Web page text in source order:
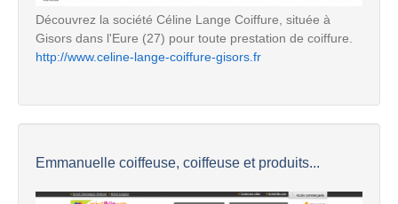
Découvrez la société Céline Lange Coiffure, située à
Gisors dans l'Eure (27) pour toute prestation de coiffure.
http://www.celine-lange-coiffure-gisors.fr
Emmanuelle coiffeuse, coiffeuse et produits...